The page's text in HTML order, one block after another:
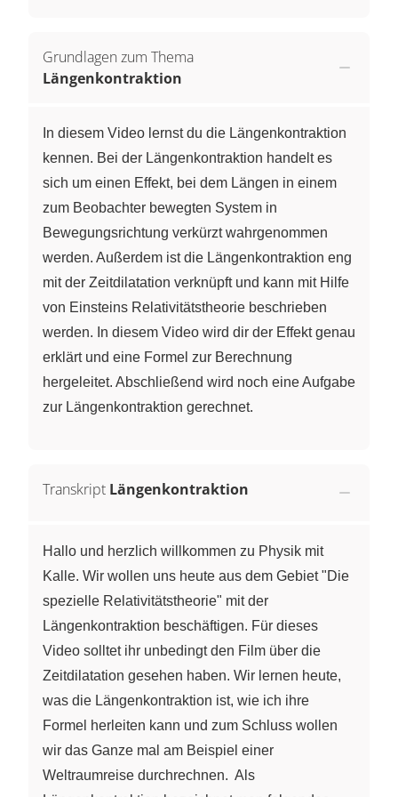
Grundlagen zum Thema
Längenkontraktion
In diesem Video lernst du die Längenkontraktion
kennen. Bei der Längenkontraktion handelt es
sich um einen Effekt, bei dem Längen in einem
zum Beobachter bewegten System in
Bewegungsrichtung verkürzt wahrgenommen
werden. Außerdem ist die Längenkontraktion eng
mit der Zeitdilatation verknüpft und kann mit Hilfe
von Einsteins Relativitätstheorie beschrieben
werden. In diesem Video wird dir der Effekt genau
erklärt und eine Formel zur Berechnung
hergeleitet. Abschließend wird noch eine Aufgabe
zur Längenkontraktion gerechnet.
Transkript Längenkontraktion
Hallo und herzlich willkommen zu Physik mit
Kalle. Wir wollen uns heute aus dem Gebiet "Die
spezielle Relativitätstheorie" mit der
Längenkontraktion beschäftigen. Für dieses
Video solltet ihr unbedingt den Film über die
Zeitdilatation gesehen haben. Wir lernen heute,
was die Längenkontraktion ist, wie ich ihre
Formel herleiten kann und zum Schluss wollen
wir das Ganze mal am Beispiel einer
Weltraumreise durchrechnen. Als